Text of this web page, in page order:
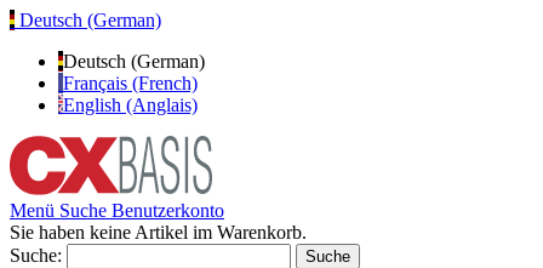
Deutsch (German)
Deutsch (German)
Français (French)
English (Anglais)
Menü Suche Benutzerkonto
Sie haben keine Artikel im Warenkorb.
Suche:
Suche